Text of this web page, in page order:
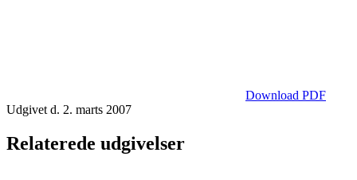
Download PDF
Udgivet d. 2. marts 2007
Relaterede udgivelser